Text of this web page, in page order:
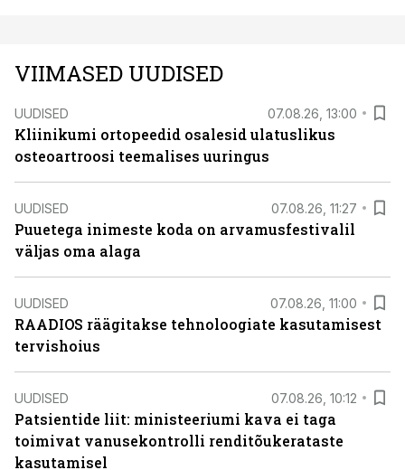
VIIMASED UUDISED
UUDISED 07.08.26, 13:00
Kliinikumi ortopeedid osalesid ulatuslikus
osteoartroosi teemalises uuringus
UUDISED 07.08.26, 11:27
Puuetega inimeste koda on arvamusfestivalil
väljas oma alaga
UUDISED 07.08.26, 11:00
RAADIOS räägitakse tehnoloogiate kasutamisest
tervishoius
UUDISED 07.08.26, 10:12
Patsientide liit: ministeeriumi kava ei taga
toimivat vanusekontrolli renditõukerataste
kasutamisel